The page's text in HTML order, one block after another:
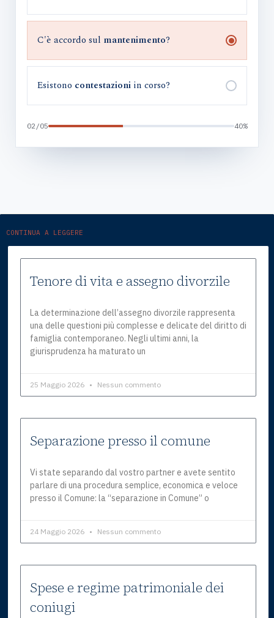
C'è accordo sul mantenimento?
Esistono contestazioni in corso?
02/05 40%
CONTINUA A LEGGERE
Tenore di vita e assegno divorzile
La determinazione dell’assegno divorzile rappresenta
una delle questioni più complesse e delicate del diritto di
famiglia contemporaneo. Negli ultimi anni, la
giurisprudenza ha maturato un
25 Maggio 2026 Nessun commento
Separazione presso il comune
Vi state separando dal vostro partner e avete sentito
parlare di una procedura semplice, economica e veloce
presso il Comune: la “separazione in Comune” o
24 Maggio 2026 Nessun commento
Spese e regime patrimoniale dei
coniugi